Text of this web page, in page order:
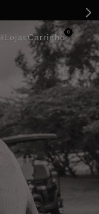
lojas
0